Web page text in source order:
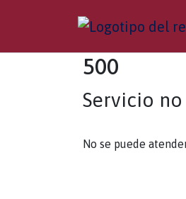
500
Servicio
No se puede